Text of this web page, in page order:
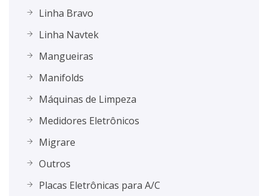
Linha Bravo
Linha Navtek
Mangueiras
Manifolds
Máquinas de Limpeza
Medidores Eletrônicos
Migrare
Outros
Placas Eletrônicas para A/C